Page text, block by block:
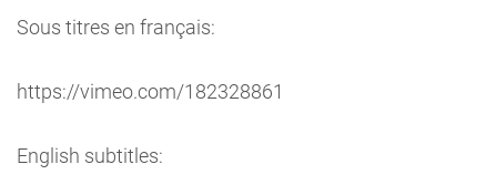
Sous titres en français:
https://vimeo.com/182328861
English subtitles: